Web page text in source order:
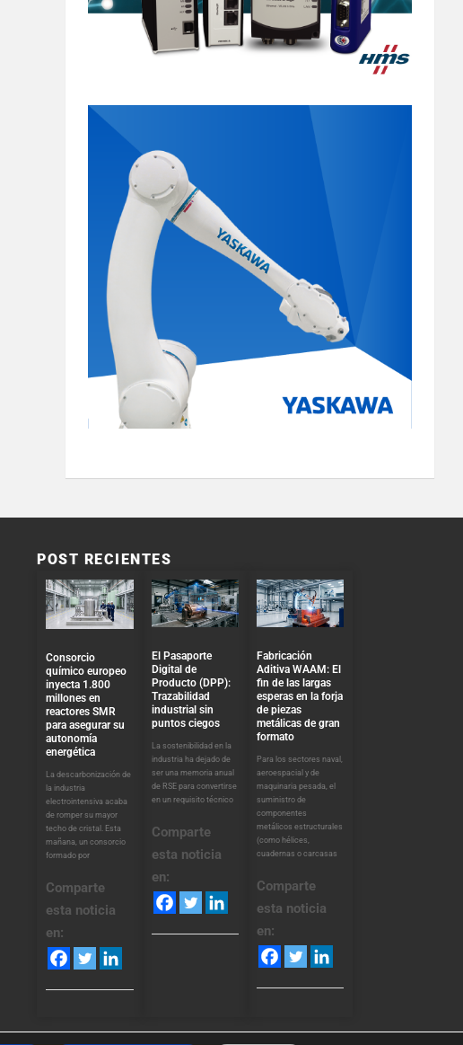
POST RECIENTES
Consorcio
químico europeo
inyecta 1.800
millones en
reactores SMR
para asegurar su
autonomía
energética
La descarbonización de
la industria
electrointensiva acaba
de romper su mayor
techo de cristal. Esta
mañana, un consorcio
formado por
Comparte
esta noticia
en:
El Pasaporte
Digital de
Producto (DPP):
Trazabilidad
industrial sin
puntos ciegos
La sostenibilidad en la
industria ha dejado de
ser una memoria anual
de RSE para convertirse
en un requisito técnico
Comparte
esta noticia
en:
Fabricación
Aditiva WAAM: El
fin de las largas
esperas en la forja
de piezas
metálicas de gran
formato
Para los sectores naval,
aeroespacial y de
maquinaria pesada, el
suministro de
componentes
metálicos estructurales
(como hélices,
cuadernas o carcasas
Comparte
esta noticia
en: